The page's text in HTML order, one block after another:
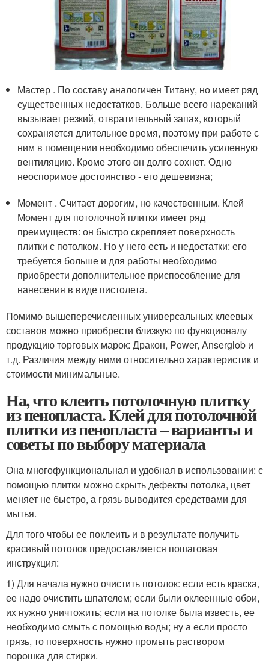
Мастер . По составу аналогичен Титану, но имеет ряд
существенных недостатков. Больше всего нареканий
вызывает резкий, отвратительный запах, который
сохраняется длительное время, поэтому при работе с
ним в помещении необходимо обеспечить усиленную
вентиляцию. Кроме этого он долго сохнет. Одно
неоспоримое достоинство - его дешевизна;
Момент . Считает дорогим, но качественным. Клей
Момент для потолочной плитки имеет ряд
преимуществ: он быстро скрепляет поверхность
плитки с потолком. Но у него есть и недостатки: его
требуется больше и для работы необходимо
приобрести дополнительное приспособление для
нанесения в виде пистолета.
Помимо вышеперечисленных универсальных клеевых
составов можно приобрести близкую по функционалу
продукцию торговых марок: Дракон, Power, Anserglob и
т.д. Различия между ними относительно характеристик и
стоимости минимальные.
На, что клеить потолочную плитку
из пенопласта. Клей для потолочной
плитки из пенопласта – варианты и
советы по выбору материала
Она многофункциональная и удобная в использовании: с
помощью плитки можно скрыть дефекты потолка, цвет
меняет не быстро, а грязь выводится средствами для
мытья.
Для того чтобы ее поклеить и в результате получить
красивый потолок предоставляется пошаговая
инструкция:
1) Для начала нужно очистить потолок: если есть краска,
ее надо очистить шпателем; если были оклеенные обои,
их нужно уничтожить; если на потолке была известь, ее
необходимо смыть с помощью воды; ну а если просто
грязь, то поверхность нужно промыть раствором
порошка для стирки.